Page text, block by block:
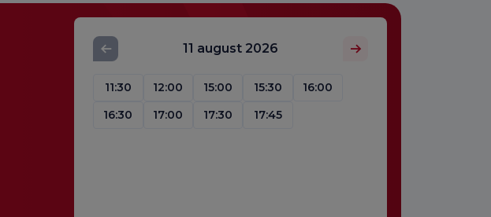
11 august 2026
11:30 12:00 15:00 15:30
16:00
16:30
17:00 17:30 17:45